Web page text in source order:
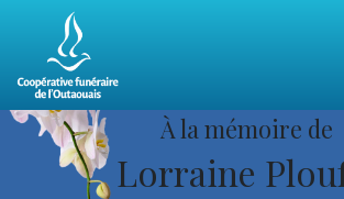
À la mémoire de
Lorraine